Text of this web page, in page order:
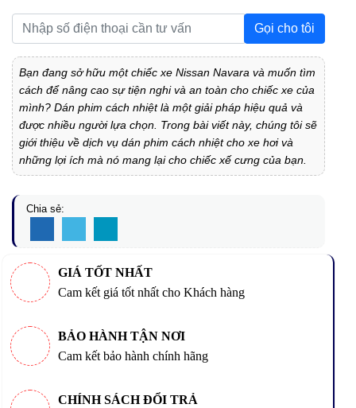
Gọi cho tôi
Bạn đang sở hữu một chiếc xe Nissan Navara và muốn tìm
cách để nâng cao sự tiện nghi và an toàn cho chiếc xe của
mình? Dán phim cách nhiệt là một giải pháp hiệu quả và
được nhiều người lựa chọn. Trong bài viết này, chúng tôi sẽ
giới thiệu về dịch vụ dán phim cách nhiệt cho xe hơi và
những lợi ích mà nó mang lại cho chiếc xế cưng của bạn.
Chia sẻ:
GIÁ TỐT NHẤT
Cam kết giá tốt nhất cho Khách hàng
BẢO HÀNH TẬN NƠI
Cam kết bảo hành chính hãng
CHÍNH SÁCH ĐỔI TRẢ